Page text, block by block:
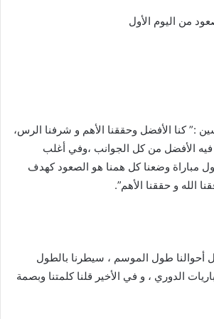
من اليوم الأول
:” كنا الأفضل وحققنا الأهم و شرفنا الرس،
الأفضل من كل الجوانب ،وفي أغلب
أول مباراة وضعنا كل همنا هو الصعود كهدف
الله و حققنا الأهم”.
أحوالنا طول الموسم ، سيطرنا بالطول
الدوري ، و في الأخير قلنا كلمتنا وبصمة